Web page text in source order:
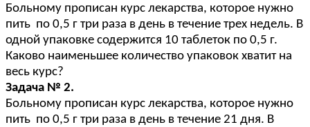
Больному прописан курс лекарства, которое нужно
пить по 0,5 г три раза в день в течение трех недель. В
одной упаковке содержится 10 таблеток по 0,5 г.
Каково наименьшее количество упаковок хватит на
весь курс?
Задача № 2.
Больному прописан курс лекарства, которое нужно
пить по 0,5 г три раза в день в течение 21 дня. В